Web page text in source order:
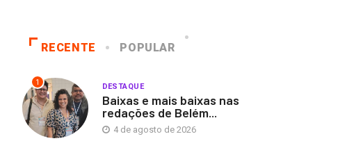
RECENTE POPULAR
1 DESTAQUE
Baixas e mais baixas nas
redações de Belém...
4 de agosto de 2026